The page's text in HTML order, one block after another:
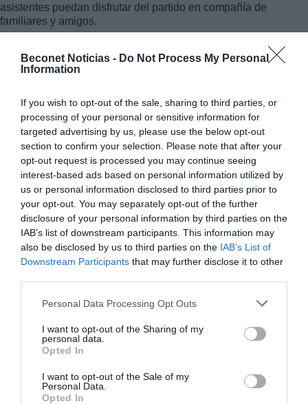
Beconet Noticias - Do Not Process My Personal
Information
If you wish to opt-out of the sale, sharing to third parties, or
processing of your personal or sensitive information for
targeted advertising by us, please use the below opt-out
section to confirm your selection. Please note that after your
opt-out request is processed you may continue seeing
interest-based ads based on personal information utilized by
us or personal information disclosed to third parties prior to
your opt-out. You may separately opt-out of the further
disclosure of your personal information by third parties on the
IAB’s list of downstream participants. This information may
also be disclosed by us to third parties on the IAB’s List of
Downstream Participants that may further disclose it to other
Personal Data Processing Opt Outs
I want to opt-out of the Sharing of my
personal data.
Opted In
I want to opt-out of the Sale of my
Personal Data.
Opted In
asistentes puedan disfrutar del partido en compañía de
familiares y amigos.
, el partido también podrá seguirse en un espacio
público aprovechando la celebración de laVelada de El
Carmen, donde está prevista la proyección del encuentro,
Consistorio ha señalado que, si España consigue el pase a la
final,estudiará la instalación de una pantalla gigante
que toda la ciudadanía pueda disfrutar de una cita histórica.